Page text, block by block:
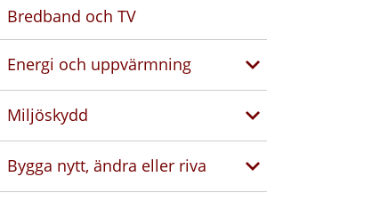
Bredband och TV
Energi och uppvärmning
Miljöskydd
Bygga nytt, ändra eller riva